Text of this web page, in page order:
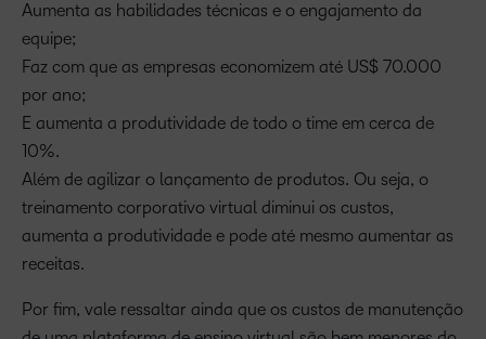
Aumenta as habilidades técnicas e o engajamento da
equipe;
Faz com que as empresas economizem até US$ 70.000
por ano;
E aumenta a produtividade de todo o time em cerca de
10%.
Além de agilizar o lançamento de produtos. Ou seja, o
treinamento corporativo virtual diminui os custos,
aumenta a produtividade e pode até mesmo aumentar as
receitas.
Por fim, vale ressaltar ainda que os custos de manutenção